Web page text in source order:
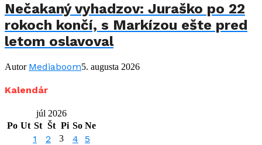
Nečakaný vyhadzov: Juraško po 22
rokoch končí, s Markízou ešte pred
letom oslavoval
Autor Mediaboom5. augusta 2026
Kalendár
júl 2026
Po Ut St Št Pi So Ne
1 2 3 4
5